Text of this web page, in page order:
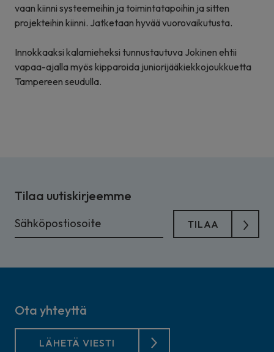
vaan kiinni systeemeihin ja toimintatapoihin ja sitten
projekteihin kiinni. Jatketaan hyvää vuorovaikutusta.
Innokkaaksi kalamieheksi tunnustautuva Jokinen ehtii
vapaa-ajalla myös kipparoida juniorijääkiekkojoukkuetta
Tampereen seudulla.
Tilaa uutiskirjeemme
Ota yhteyttä
LÄHETÄ VIESTI